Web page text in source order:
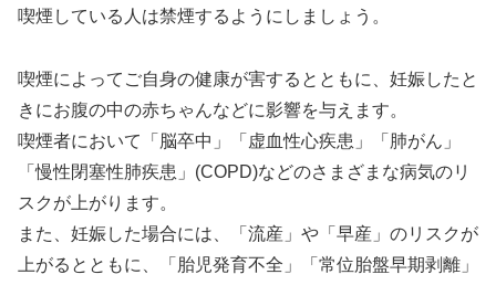
喫煙している人は禁煙するようにしましょう。
喫煙によってご自身の健康が害するとともに、妊娠したと
きにお腹の中の赤ちゃんなどに影響を与えます。
喫煙者において「脳卒中」「虚血性心疾患」「肺がん」
「慢性閉塞性肺疾患」(COPD)などのさまざまな病気のリ
スクが上がります。
また、妊娠した場合には、「流産」や「早産」のリスクが
上がるとともに、「胎児発育不全」「常位胎盤早期剥離」